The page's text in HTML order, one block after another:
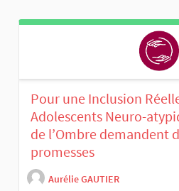
Pour une Inclusion
Adolescents Neuro-
de l’Ombre demandent
promesses
Aurélie GAUTIER